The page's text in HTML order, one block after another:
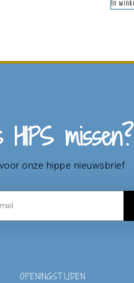
In
missen?
onze hippe nieuwsbrief
OPENINGSTIJDEN